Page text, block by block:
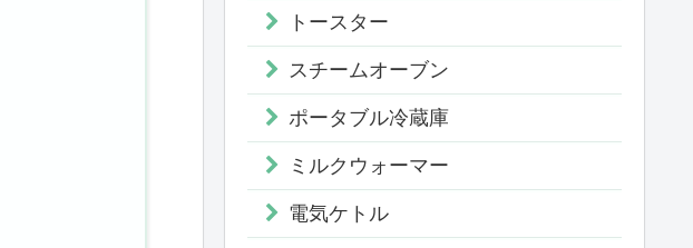
トースター
スチームオーブン
ポータブル冷蔵庫
ミルクウォーマー
電気ケトル